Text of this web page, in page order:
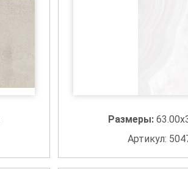
Размеры:
Артикул: